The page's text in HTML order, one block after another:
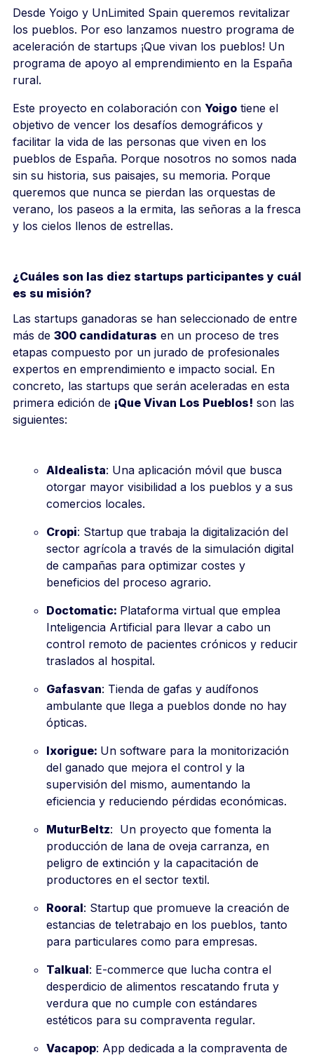
Desde Yoigo y UnLimited Spain queremos revitalizar
los pueblos. Por eso lanzamos nuestro programa de
aceleración de startups ¡Que vivan los pueblos! Un
programa de apoyo al emprendimiento en la España
rural.
Este proyecto en colaboración con Yoigo tiene el
objetivo de vencer los desafíos demográficos y
facilitar la vida de las personas que viven en los
pueblos de España. Porque nosotros no somos nada
sin su historia, sus paisajes, su memoria. Porque
queremos que nunca se pierdan las orquestas de
verano, los paseos a la ermita, las señoras a la fresca
y los cielos llenos de estrellas.
¿Cuáles son las diez startups participantes y cuál
es su misión?
Las startups ganadoras se han seleccionado de entre
más de 300 candidaturas en un proceso de tres
etapas compuesto por un jurado de profesionales
expertos en emprendimiento e impacto social. En
concreto, las startups que serán aceleradas en esta
primera edición de ¡Que Vivan Los Pueblos! son las
siguientes:
Aldealista: Una aplicación móvil que busca
otorgar mayor visibilidad a los pueblos y a sus
comercios locales.
Cropi: Startup que trabaja la digitalización del
sector agrícola a través de la simulación digital
de campañas para optimizar costes y
beneficios del proceso agrario.
Doctomatic: Plataforma virtual que emplea
Inteligencia Artificial para llevar a cabo un
control remoto de pacientes crónicos y reducir
traslados al hospital.
Gafasvan: Tienda de gafas y audífonos
ambulante que llega a pueblos donde no hay
ópticas.
Ixorigue: Un software para la monitorización
del ganado que mejora el control y la
supervisión del mismo, aumentando la
eficiencia y reduciendo pérdidas económicas.
MuturBeltz: Un proyecto que fomenta la
producción de lana de oveja carranza, en
peligro de extinción y la capacitación de
productores en el sector textil.
Rooral: Startup que promueve la creación de
estancias de teletrabajo en los pueblos, tanto
para particulares como para empresas.
Talkual: E-commerce que lucha contra el
desperdicio de alimentos rescatando fruta y
verdura que no cumple con estándares
estéticos para su compraventa regular.
Vacapop: App dedicada a la compraventa de